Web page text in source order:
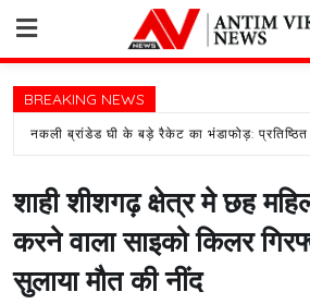
content
BREAKING NEWS
शाही शीशगढ़ क्षेत्र मे छह
करने वाला साइको किलर
सुलाया मौत की नींद